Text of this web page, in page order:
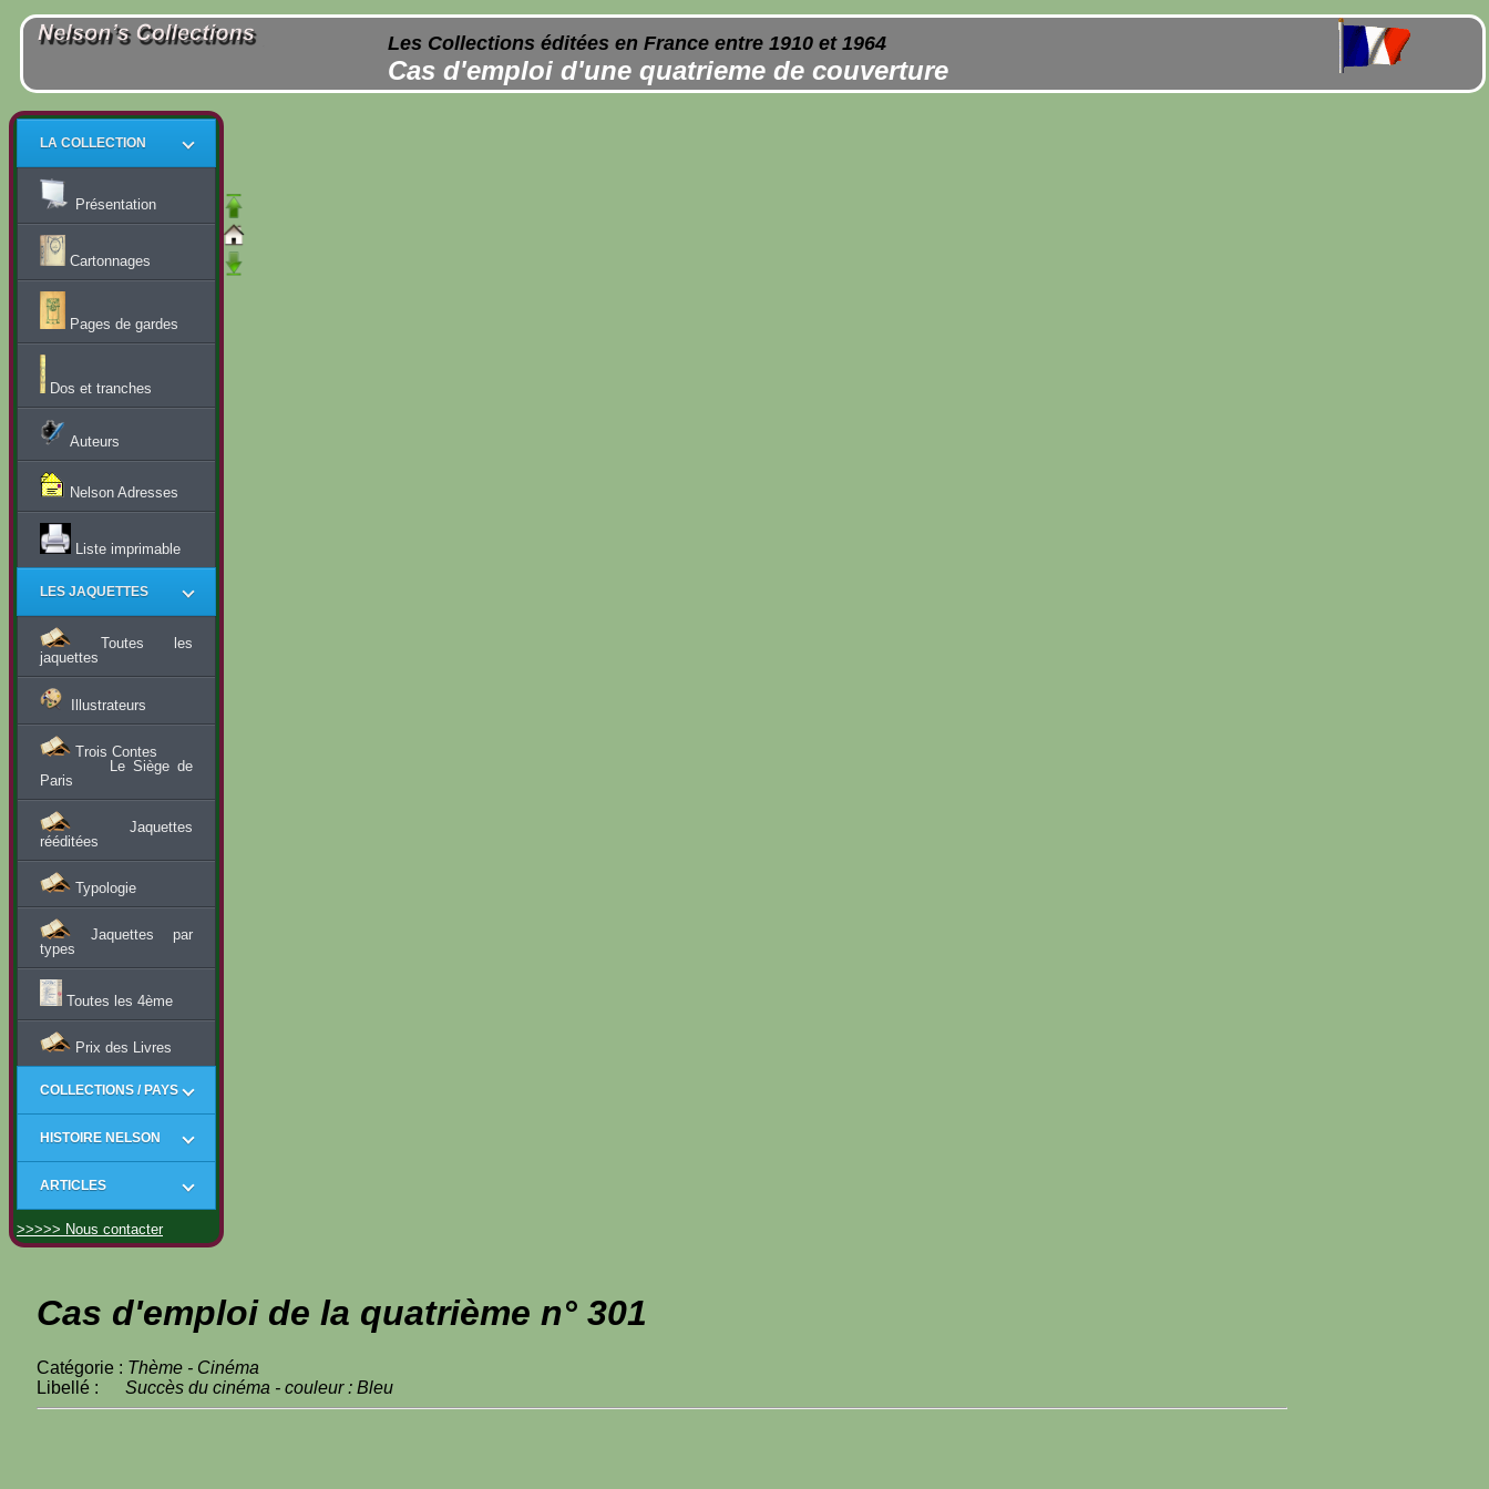
Les Collections éditées en France entre 1910 et 1964
Cas d'emploi d'une quatrieme de couverture
LA COLLECTION
Présentation
Cartonnages
Pages de gardes
Dos et tranches
Auteurs
Nelson Adresses
Liste imprimable
LES JAQUETTES
Toutes les
jaquettes
Illustrateurs
Trois Contes
Le Siège de
Paris
Jaquettes
rééditées
Typologie
Jaquettes par
types
Toutes les 4ème
Prix des Livres
COLLECTIONS / PAYS
HISTOIRE NELSON
ARTICLES
>>>>> Nous contacter
Cas d'emploi de la quatrième n° 301
Catégorie : Thème - Cinéma
Libellé : Succès du cinéma - couleur : Bleu